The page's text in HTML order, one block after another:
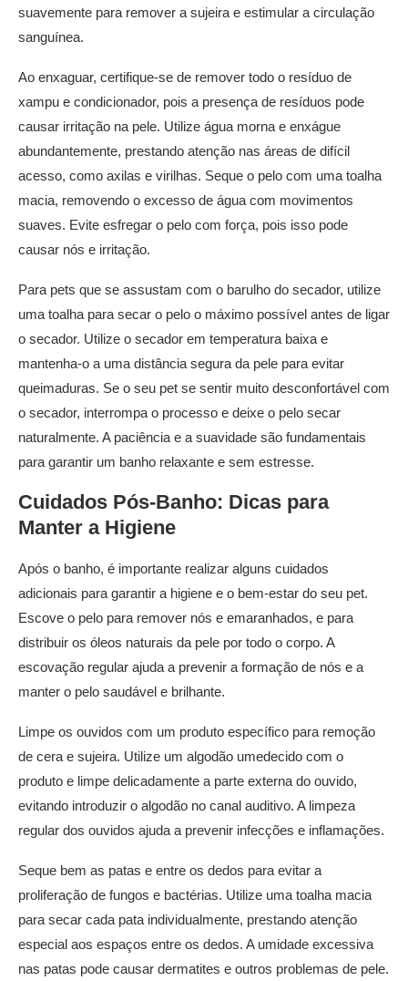
suavemente para remover a sujeira e estimular a circulação
sanguínea.
Ao enxaguar, certifique-se de remover todo o resíduo de
xampu e condicionador, pois a presença de resíduos pode
causar irritação na pele. Utilize água morna e enxágue
abundantemente, prestando atenção nas áreas de difícil
acesso, como axilas e virilhas. Seque o pelo com uma toalha
macia, removendo o excesso de água com movimentos
suaves. Evite esfregar o pelo com força, pois isso pode
causar nós e irritação.
Para pets que se assustam com o barulho do secador, utilize
uma toalha para secar o pelo o máximo possível antes de ligar
o secador. Utilize o secador em temperatura baixa e
mantenha-o a uma distância segura da pele para evitar
queimaduras. Se o seu pet se sentir muito desconfortável com
o secador, interrompa o processo e deixe o pelo secar
naturalmente. A paciência e a suavidade são fundamentais
para garantir um banho relaxante e sem estresse.
Cuidados Pós-Banho: Dicas para
Manter a Higiene
Após o banho, é importante realizar alguns cuidados
adicionais para garantir a higiene e o bem-estar do seu pet.
Escove o pelo para remover nós e emaranhados, e para
distribuir os óleos naturais da pele por todo o corpo. A
escovação regular ajuda a prevenir a formação de nós e a
manter o pelo saudável e brilhante.
Limpe os ouvidos com um produto específico para remoção
de cera e sujeira. Utilize um algodão umedecido com o
produto e limpe delicadamente a parte externa do ouvido,
evitando introduzir o algodão no canal auditivo. A limpeza
regular dos ouvidos ajuda a prevenir infecções e inflamações.
Seque bem as patas e entre os dedos para evitar a
proliferação de fungos e bactérias. Utilize uma toalha macia
para secar cada pata individualmente, prestando atenção
especial aos espaços entre os dedos. A umidade excessiva
nas patas pode causar dermatites e outros problemas de pele.